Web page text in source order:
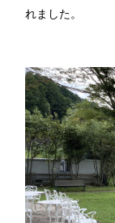
れました。